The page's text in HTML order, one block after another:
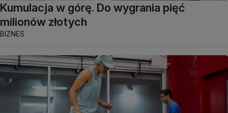
Kumulacja w górę. Do wygrania pięć
milionów złotych
BIZNES